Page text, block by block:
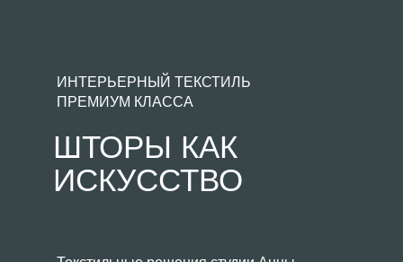
ИНТЕРЬЕРНЫЙ ТЕКСТИЛЬ
ПРЕМИУМ КЛАССА
ШТОРЫ КАК
ИСКУССТВО